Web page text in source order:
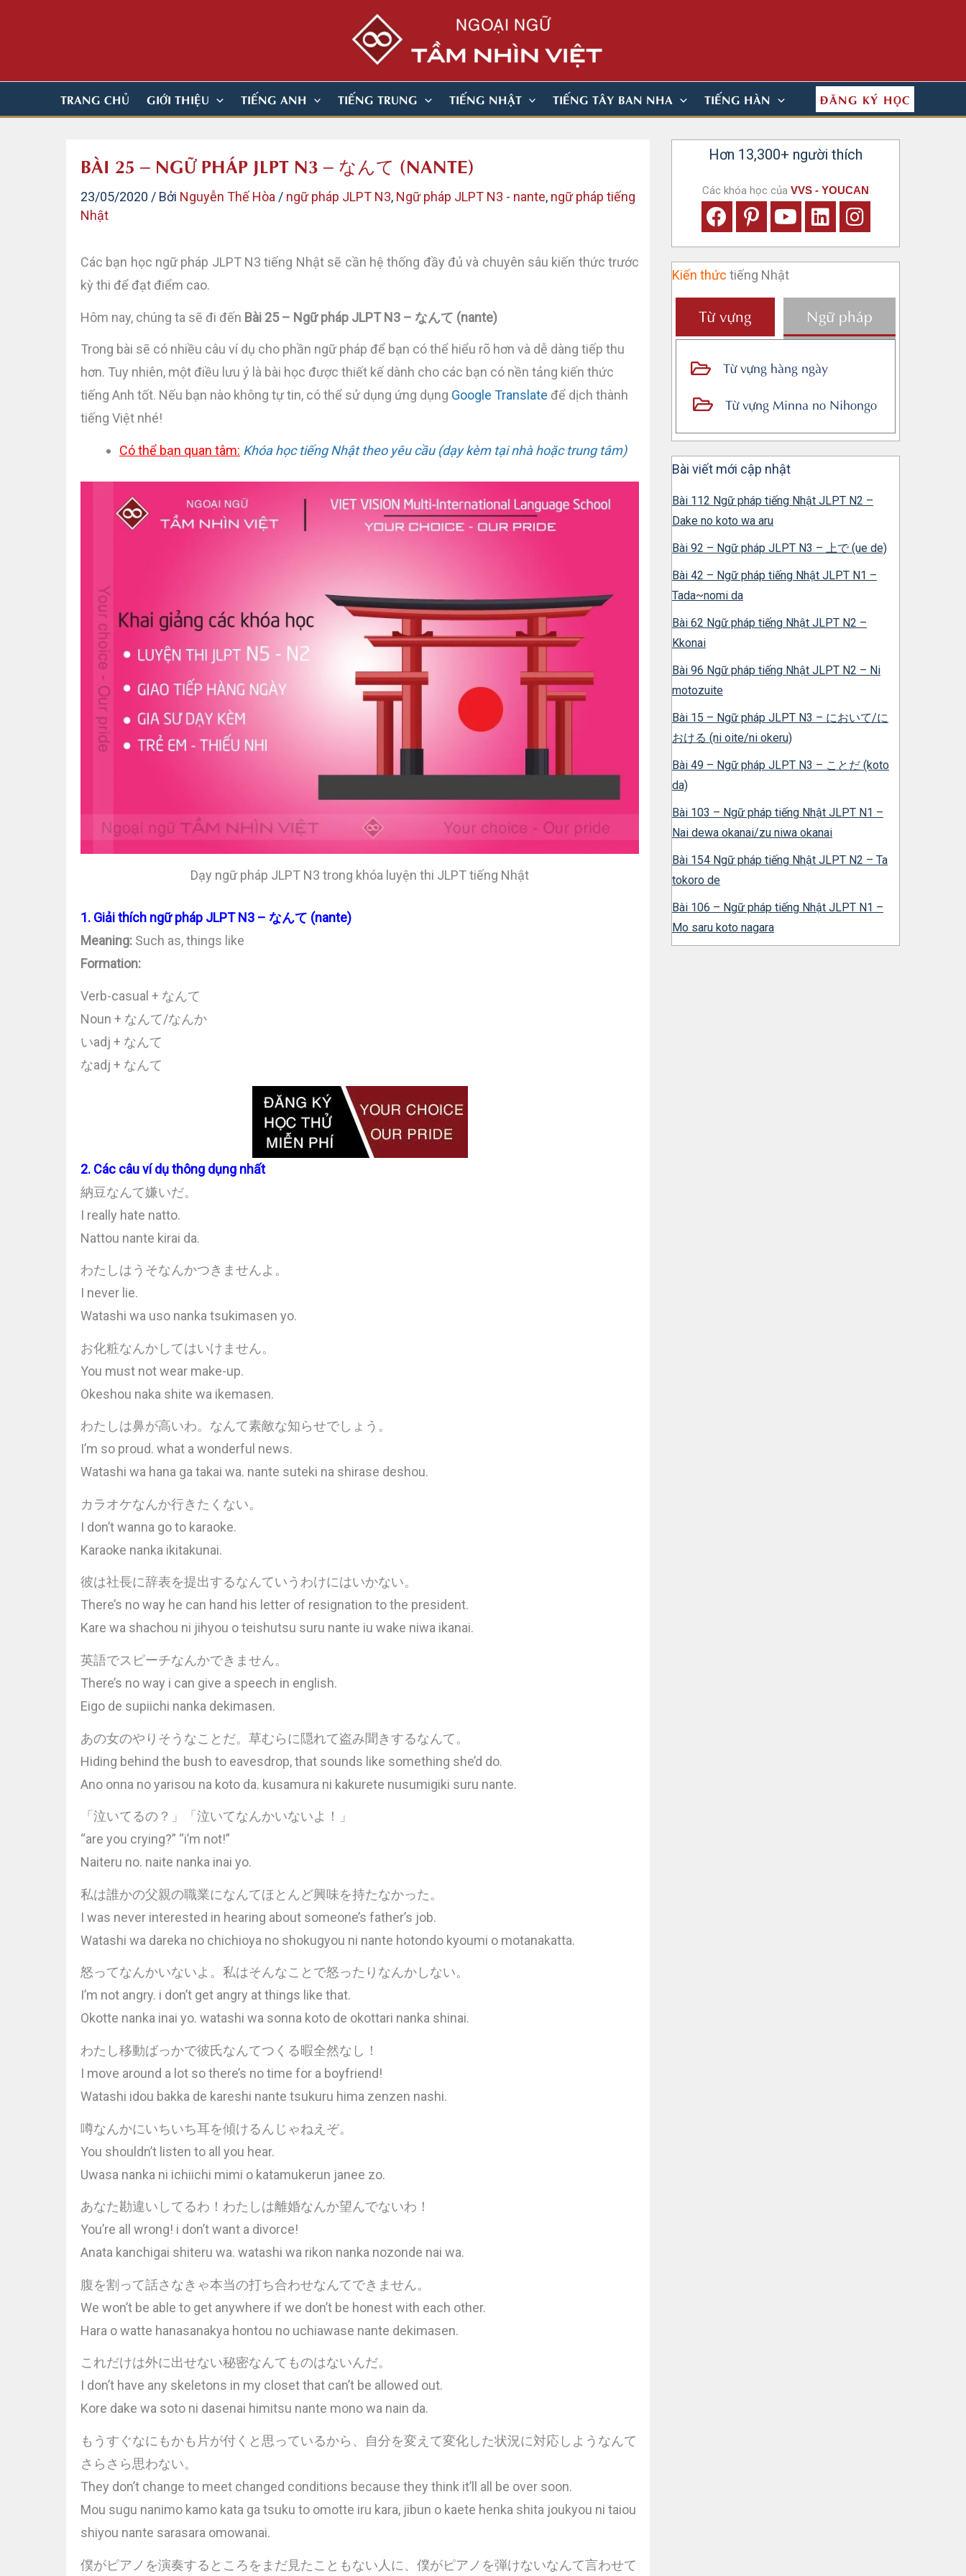
dung
TRANG CHỦ GIỚI THIỆU TIẾNG ANH TIẾNG TRUNG TIẾNG NHẬT TIẾNG TÂY BAN NHA TIẾNG HÀN ĐĂNG KÝ HỌC
BÀI 25 – NGỮ PHÁP JLPT N3 – なんて (NANTE)
23/05/2020 / Bởi Nguyễn Thế Hòa / ngữ pháp JLPT N3, Ngữ pháp JLPT N3 - nante, ngữ pháp tiếng
Nhật
Các bạn học ngữ pháp JLPT N3 tiếng Nhật sẽ cần hệ thống đầy đủ và chuyên sâu kiến thức trước
kỳ thi để đạt điểm cao.
Hôm nay, chúng ta sẽ đi đến Bài 25 – Ngữ pháp JLPT N3 – なんて (nante)
Trong bài sẽ có nhiều câu ví dụ cho phần ngữ pháp để bạn có thể hiểu rõ hơn và dễ dàng tiếp thu
hơn. Tuy nhiên, một điều lưu ý là bài học được thiết kế dành cho các bạn có nền tảng kiến thức
tiếng Anh tốt. Nếu bạn nào không tự tin, có thể sử dụng ứng dụng Google Translate để dịch thành
tiếng Việt nhé!
Có thể bạn quan tâm: Khóa học tiếng Nhật theo yêu cầu (dạy kèm tại nhà hoặc trung tâm)
Dạy ngữ pháp JLPT N3 trong khóa luyện thi JLPT tiếng Nhật
1. Giải thích ngữ pháp JLPT N3 – なんて (nante)
Meaning: Such as, things like
Formation:
Verb-casual + なんて
Noun + なんて/なんか
いadj + なんて
なadj + なんて
2. Các câu ví dụ thông dụng nhất
納豆なんて嫌いだ。
I really hate natto.
Nattou nante kirai da.
わたしはうそなんかつきませんよ。
I never lie.
Watashi wa uso nanka tsukimasen yo.
お化粧なんかしてはいけません。
You must not wear make-up.
Okeshou naka shite wa ikemasen.
わたしは鼻が高いわ。なんて素敵な知らせでしょう。
I’m so proud. what a wonderful news.
Watashi wa hana ga takai wa. nante suteki na shirase deshou.
カラオケなんか行きたくない。
I don’t wanna go to karaoke.
Karaoke nanka ikitakunai.
彼は社長に辞表を提出するなんていうわけにはいかない。
There’s no way he can hand his letter of resignation to the president.
Kare wa shachou ni jihyou o teishutsu suru nante iu wake niwa ikanai.
英語でスピーチなんかできません。
There’s no way i can give a speech in english.
Eigo de supiichi nanka dekimasen.
あの女のやりそうなことだ。草むらに隠れて盗み聞きするなんて。
Hiding behind the bush to eavesdrop, that sounds like something she’d do.
Ano onna no yarisou na koto da. kusamura ni kakurete nusumigiki suru nante.
「泣いてるの？」「泣いてなんかいないよ！」
“are you crying?” “i’m not!”
Naiteru no. naite nanka inai yo.
私は誰かの父親の職業になんてほとんど興味を持たなかった。
I was never interested in hearing about someone’s father’s job.
Watashi wa dareka no chichioya no shokugyou ni nante hotondo kyoumi o motanakatta.
怒ってなんかいないよ。私はそんなことで怒ったりなんかしない。
I’m not angry. i don’t get angry at things like that.
Okotte nanka inai yo. watashi wa sonna koto de okottari nanka shinai.
わたし移動ばっかで彼氏なんてつくる暇全然なし！
I move around a lot so there’s no time for a boyfriend!
Watashi idou bakka de kareshi nante tsukuru hima zenzen nashi.
噂なんかにいちいち耳を傾けるんじゃねえぞ。
You shouldn’t listen to all you hear.
Uwasa nanka ni ichiichi mimi o katamukerun janee zo.
あなた勘違いしてるわ！わたしは離婚なんか望んでないわ！
You’re all wrong! i don’t want a divorce!
Anata kanchigai shiteru wa. watashi wa rikon nanka nozonde nai wa.
腹を割って話さなきゃ本当の打ち合わせなんてできません。
We won’t be able to get anywhere if we don’t be honest with each other.
Hara o watte hanasanakya hontou no uchiawase nante dekimasen.
これだけは外に出せない秘密なんてものはないんだ。
I don’t have any skeletons in my closet that can’t be allowed out.
Kore dake wa soto ni dasenai himitsu nante mono wa nain da.
もうすぐなにもかも片が付くと思っているから、自分を変えて変化した状況に対応しようなんて
さらさら思わない。
They don’t change to meet changed conditions because they think it’ll all be over soon.
Mou sugu nanimo kamo kata ga tsuku to omotte iru kara, jibun o kaete henka shita joukyou ni taiou
shiyou nante sarasara omowanai.
僕がピアノを演奏するところをまだ見たこともない人に、僕がピアノを弾けないなんて言わせて
Hơn 13,300+ người thích
Các khóa học của VVS - YOUCAN
Kiến thức tiếng Nhật
Từ vựng Ngữ pháp
Từ vựng hàng ngày
Từ vựng Minna no Nihongo
Bài viết mới cập nhật
Bài 112 Ngữ pháp tiếng Nhật JLPT N2 –
Dake no koto wa aru
Bài 92 – Ngữ pháp JLPT N3 – 上で (ue de)
Bài 42 – Ngữ pháp tiếng Nhật JLPT N1 –
Tada~nomi da
Bài 62 Ngữ pháp tiếng Nhật JLPT N2 –
Kkonai
Bài 96 Ngữ pháp tiếng Nhật JLPT N2 – Ni
motozuite
Bài 15 – Ngữ pháp JLPT N3 – において/に
おける (ni oite/ni okeru)
Bài 49 – Ngữ pháp JLPT N3 – ことだ (koto
da)
Bài 103 – Ngữ pháp tiếng Nhật JLPT N1 –
Nai dewa okanai/zu niwa okanai
Bài 154 Ngữ pháp tiếng Nhật JLPT N2 – Ta
tokoro de
Bài 106 – Ngữ pháp tiếng Nhật JLPT N1 –
Mo saru koto nagara